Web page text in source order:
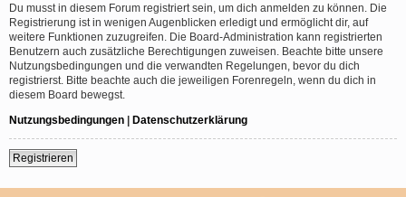
Du musst in diesem Forum registriert sein, um dich anmelden zu können. Die
Registrierung ist in wenigen Augenblicken erledigt und ermöglicht dir, auf
weitere Funktionen zuzugreifen. Die Board-Administration kann registrierten
Benutzern auch zusätzliche Berechtigungen zuweisen. Beachte bitte unsere
Nutzungsbedingungen und die verwandten Regelungen, bevor du dich
registrierst. Bitte beachte auch die jeweiligen Forenregeln, wenn du dich in
diesem Board bewegst.
Nutzungsbedingungen | Datenschutzerklärung
Registrieren